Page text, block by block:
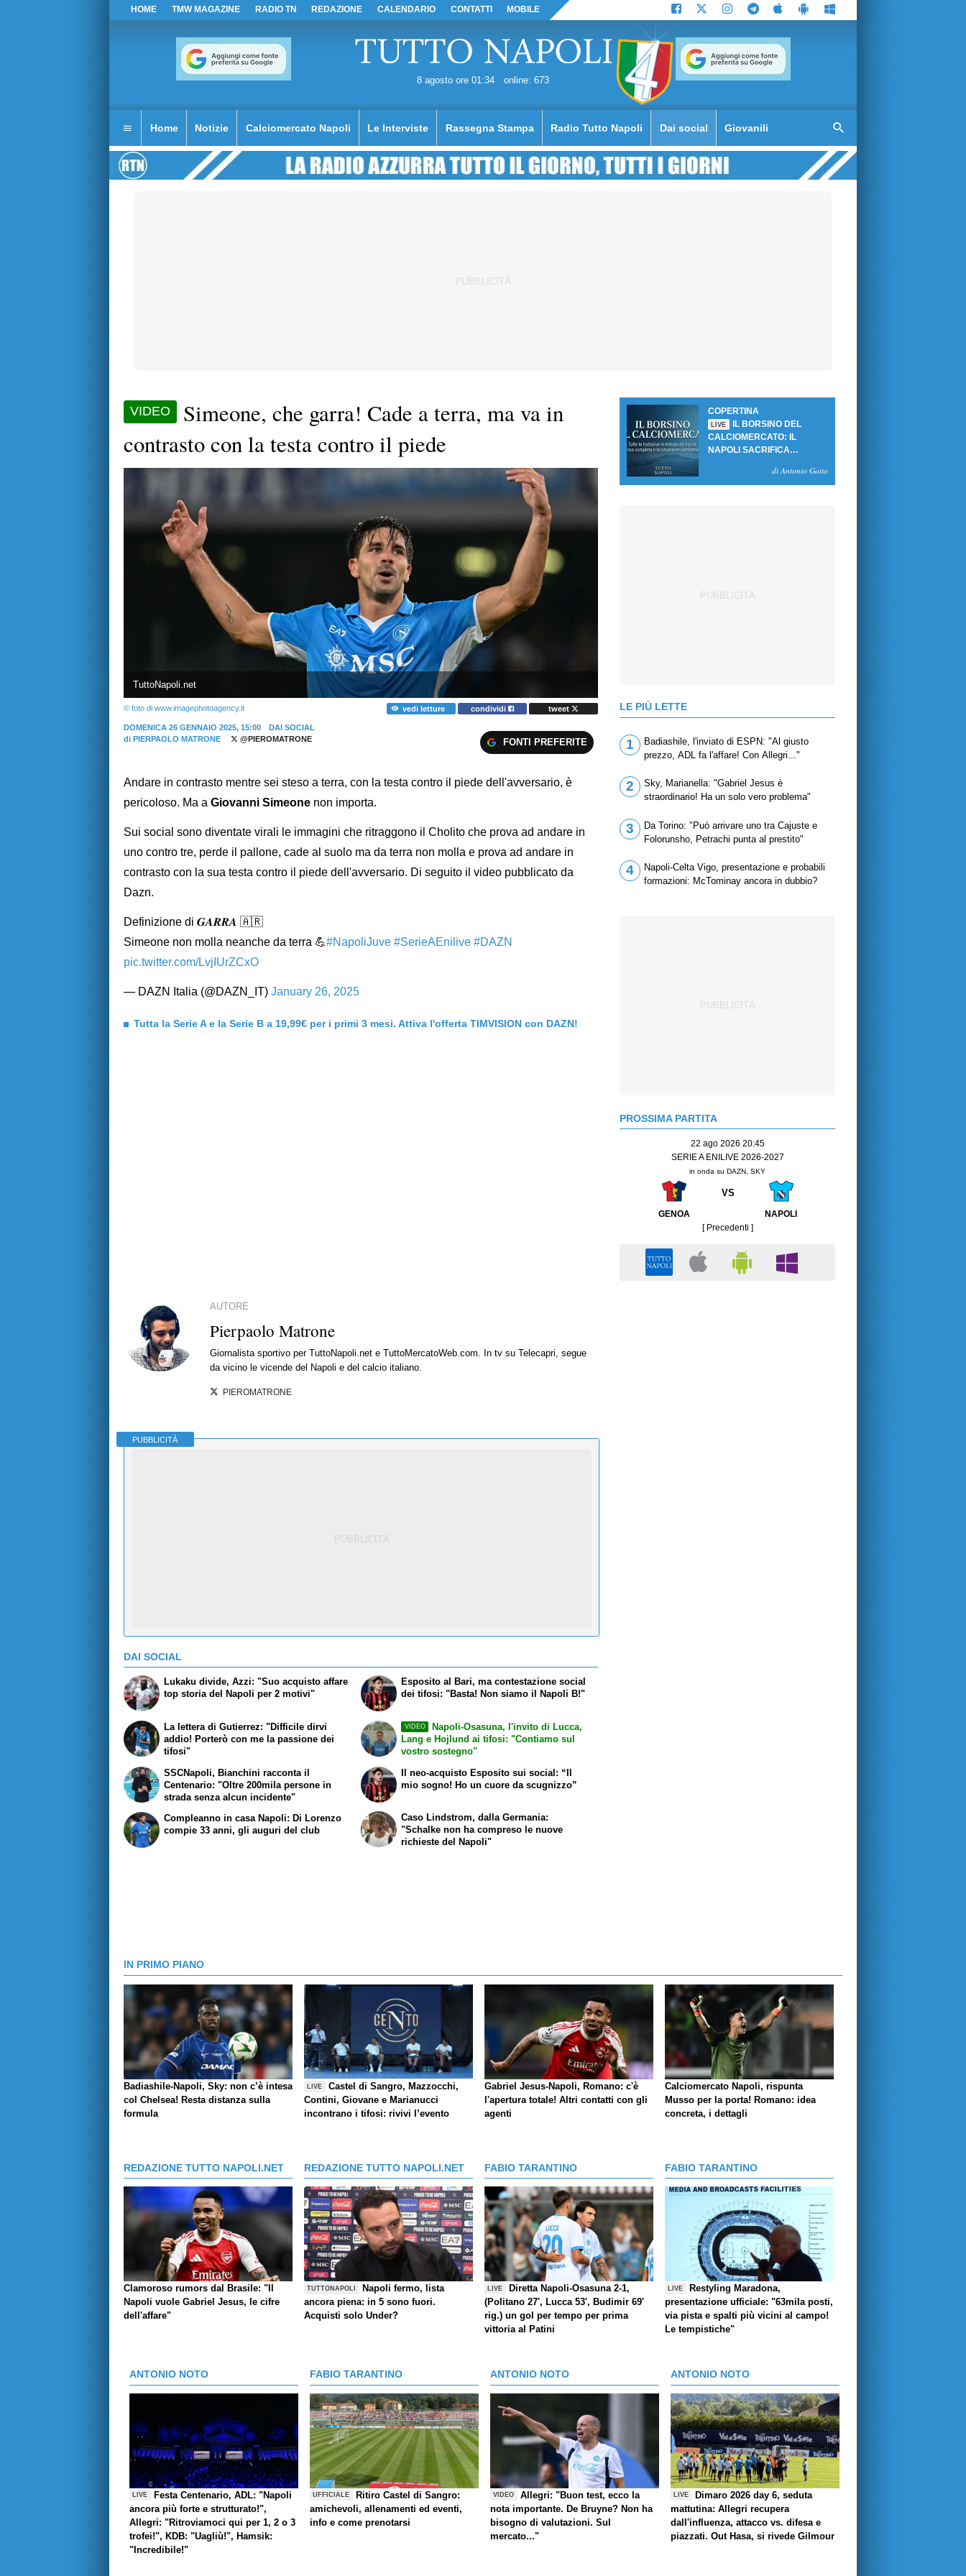
HOME TMW MAGAZINE RADIO TN REDAZIONE CALENDARIO CONTATTI MOBILE
8 agosto ore 01:34 online: 673
Home Notizie Calciomercato Napoli Le Interviste Rassegna Stampa Radio Tutto Napoli Dai social Giovanili
VIDEO
Simeone, che garra! Cade a terra, ma va in
contrasto con la testa contro il piede
TuttoNapoli.net
© foto di www.imagephotoagency.it vedi letture condividi tweet
DOMENICA 26 GENNAIO 2025, 15:00
DAI SOCIAL
di PIERPAOLO MATRONE @PIEROMATRONE FONTI PREFERITE
Andare in contrasto mentre sei steso a terra, con la testa contro il piede dell'avversario, è
pericoloso. Ma a Giovanni Simeone non importa.
Sui social sono diventate virali le immagini che ritraggono il Cholito che prova ad andare in
uno contro tre, perde il pallone, cade al suolo ma da terra non molla e prova ad andare in
contrasto con la sua testa contro il piede dell'avversario. Di seguito il video pubblicato da
Dazn.
Definizione di 𝑮𝑨𝑹𝑹𝑨 🇦🇷
Simeone non molla neanche da terra 💪#NapoliJuve #SerieAEnilive #DAZN
pic.twitter.com/LvjIUrZCxO
— DAZN Italia (@DAZN_IT) January 26, 2025
Tutta la Serie A e la Serie B a 19,99€ per i primi 3 mesi. Attiva l'offerta TIMVISION con DAZN!
AUTORE
Pierpaolo Matrone
Giornalista sportivo per TuttoNapoli.net e TuttoMercatoWeb.com. In tv su Telecapri, segue
da vicino le vicende del Napoli e del calcio italiano.
PIEROMATRONE
PUBBLICITÀ
DAI SOCIAL
Lukaku divide, Azzi: "Suo acquisto affare
top storia del Napoli per 2 motivi"
La lettera di Gutierrez: "Difficile dirvi
addio! Porterò con me la passione dei
tifosi"
Esposito al Bari, ma contestazione social
dei tifosi: "Basta! Non siamo il Napoli B!"
VIDEO
Napoli-Osasuna, l'invito di Lucca,
Lang e Hojlund ai tifosi: "Contiamo sul
vostro sostegno"
SSCNapoli, Bianchini racconta il
Centenario: "Oltre 200mila persone in
strada senza alcun incidente"
Compleanno in casa Napoli: Di Lorenzo
compie 33 anni, gli auguri del club
Il neo-acquisto Esposito sui social: “Il
mio sogno! Ho un cuore da scugnizzo”
Caso Lindstrom, dalla Germania:
"Schalke non ha compreso le nuove
richieste del Napoli"
COPERTINA
LIVE
IL BORSINO DEL
CALCIOMERCATO: IL
NAPOLI SACRIFICA
SBLOCCANO ARRIVIdi Antonio Gaito
LE PIÙ LETTE
1
Badiashile, l'inviato di ESPN: "Al giusto
prezzo, ADL fa l'affare! Con Allegri..."
2
Sky, Marianella: "Gabriel Jesus è
straordinario! Ha un solo vero problema"
3
Da Torino: "Può arrivare uno tra Cajuste e
Folorunsho, Petrachi punta al prestito"
4
Napoli-Celta Vigo, presentazione e probabili
formazioni: McTominay ancora in dubbio?
PROSSIMA PARTITA
22 ago 2026 20:45
SERIE A ENILIVE 2026-2027
in onda su DAZN, SKY
VS
GENOA
NAPOLI
[ Precedenti ]
IN PRIMO PIANO
Badiashile-Napoli, Sky: non c’è intesa
col Chelsea! Resta distanza sulla
formula
LIVE
Castel di Sangro, Mazzocchi,
Contini, Giovane e Marianucci
incontrano i tifosi: rivivi l’evento
Gabriel Jesus-Napoli, Romano: c'è
l'apertura totale! Altri contatti con gli
agenti
Calciomercato Napoli, rispunta
Musso per la porta! Romano: idea
concreta, i dettagli
REDAZIONE TUTTO NAPOLI.NET
Clamoroso rumors dal Brasile: "Il
Napoli vuole Gabriel Jesus, le cifre
dell'affare"
REDAZIONE TUTTO NAPOLI.NET
TUTTONAPOLI
Napoli fermo, lista
ancora piena: in 5 sono fuori.
Acquisti solo Under?
FABIO TARANTINO
LIVE
Diretta Napoli-Osasuna 2-1,
(Politano 27', Lucca 53', Budimir 69'
rig.) un gol per tempo per prima
vittoria al Patini
FABIO TARANTINO
LIVE
Restyling Maradona,
presentazione ufficiale: "63mila posti,
via pista e spalti più vicini al campo!
Le tempistiche"
ANTONIO NOTO
LIVE
Festa Centenario, ADL: "Napoli
ancora più forte e strutturato!",
Allegri: "Ritroviamoci qui per 1, 2 o 3
trofei!", KDB: "Uagliù!", Hamsik:
"Incredibile!"
FABIO TARANTINO
UFFICIALE
Ritiro Castel di Sangro:
amichevoli, allenamenti ed eventi,
info e come prenotarsi
ANTONIO NOTO
VIDEO
Allegri: "Buon test, ecco la
nota importante. De Bruyne? Non ha
bisogno di valutazioni. Sul
mercato..."
ANTONIO NOTO
LIVE
Dimaro 2026 day 6, seduta
mattutina: Allegri recupera
dall'influenza, attacco vs. difesa e
piazzati. Out Hasa, si rivede Gilmour